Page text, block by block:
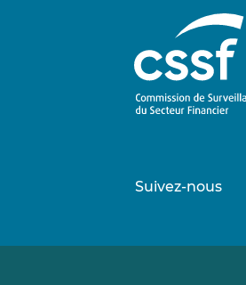
Suivez-nous